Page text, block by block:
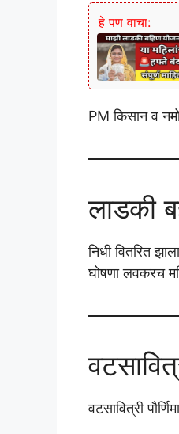
हे पण वाचा:
PM किसान व
लाडकी
निधी वितरित
घोषणा लवकरच
वटसावित्री